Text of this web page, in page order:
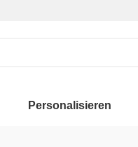
Personalisieren